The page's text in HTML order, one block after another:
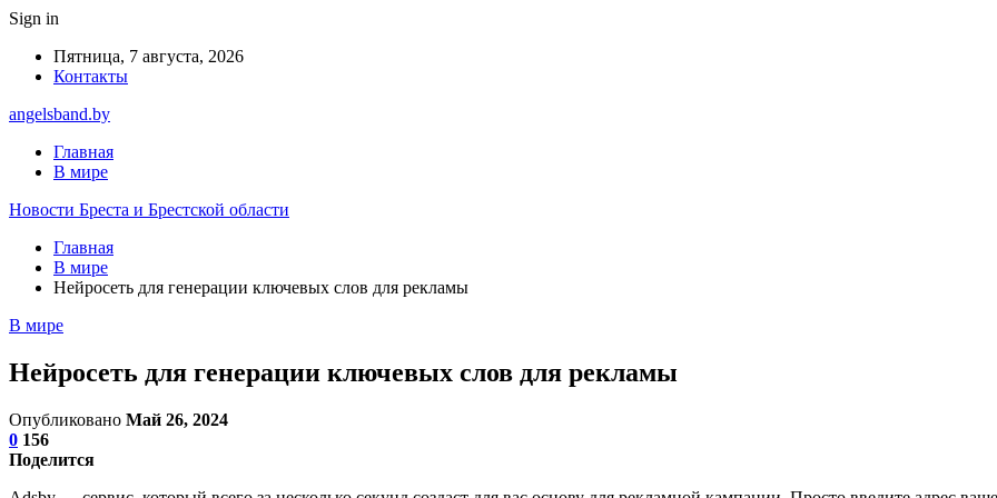
Sign in
Пятница, 7 августа, 2026
Контакты
angelsband.by
Главная
В мире
Новости Бреста и Брестской области
Главная
В мире
Нейросеть для генерации ключевых слов для рекламы
В мире
Нейросеть для генерации ключевых слов для рекламы
Опубликовано Май 26, 2024
0 156
Поделится